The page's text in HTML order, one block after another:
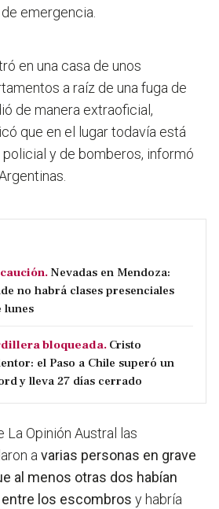
emergencia.
en una casa de unos
a raíz de una fuga de
de manera extraoficial,
que en el lugar todavía está
y de bomberos, informó
Nevadas en Mendoza:
no habrá clases presenciales
lunes
bloqueada. Cristo
el Paso a Chile superó un
y lleva 27 días cerrado
La Opinión Austral las
a varias personas en grave
al menos otras dos habían
los escombros y habría